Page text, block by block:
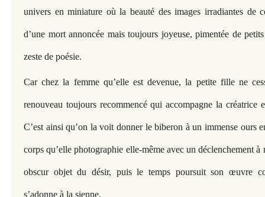
univers en miniature où la beauté des images irradiantes de
d’une mort annoncée mais toujours joyeuse, pimentée de
zeste de poésie.
Car chez la femme qu’elle est devenue, la petite fille ne
renouveau toujours recommencé qui accompagne la créatrice
C’est ainsi qu’on la voit donner le biberon à un immense ours
corps qu’elle photographie elle-même avec un déclenchement à
obscur objet du désir, puis le temps poursuit son œuvre
s’adonne à la sienne.